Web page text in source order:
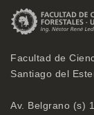
Facultad de
Santiago del
Av. Belgrano (s)